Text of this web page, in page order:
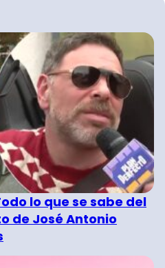
lo que se sabe del
de José Antonio